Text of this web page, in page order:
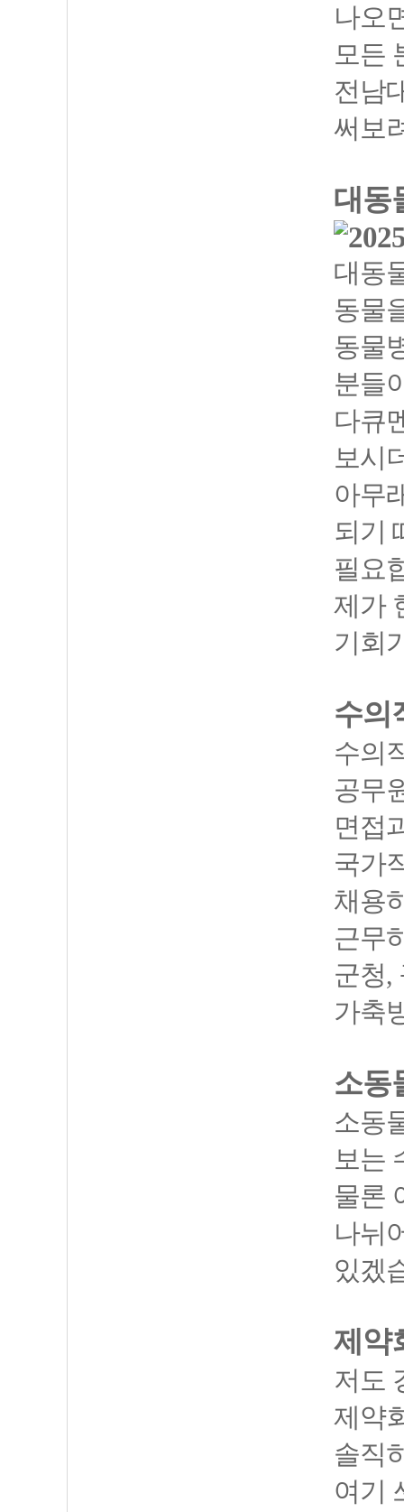
나오
모든
전남
써보
대동
대동
동물
동물
분들
다큐
보시
아무
되기
필요
제가
기회
수의
수의
공무
면접
국가
채용
근무
군청,
가축
소동
소동
보는
물론
나뉘
있겠
제약
저도
제약
솔직
여기